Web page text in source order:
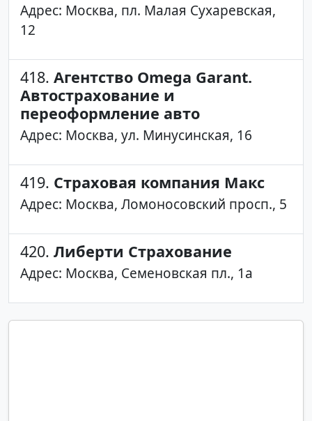
Адрес: Москва, пл. Малая Сухаревская,
12
418. Агентство Omega Garant.
Автострахование и
переоформление авто
Адрес: Москва, ул. Минусинская, 16
419. Страховая компания Макс
Адрес: Москва, Ломоносовский просп., 5
420. Либерти Страхование
Адрес: Москва, Семеновская пл., 1а